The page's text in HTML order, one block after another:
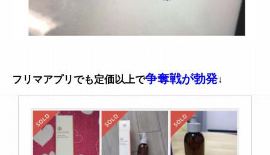
フリマアプリでも定価以上で争奪戦が勃発↓